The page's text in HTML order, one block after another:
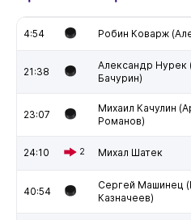
4:54 Робин Коварж
21:38
Александр Нурек
Бачурин)
23:07
Михаил Качулин
Романов)
24:10 2 Михал Шатек
40:54
Сергей Машинец
Казначеев)